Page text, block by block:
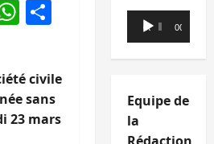
WhatsApp
Partager
civile
sans
23 mars
Lecteur
audio
00:00 00:00
Equipe de
la